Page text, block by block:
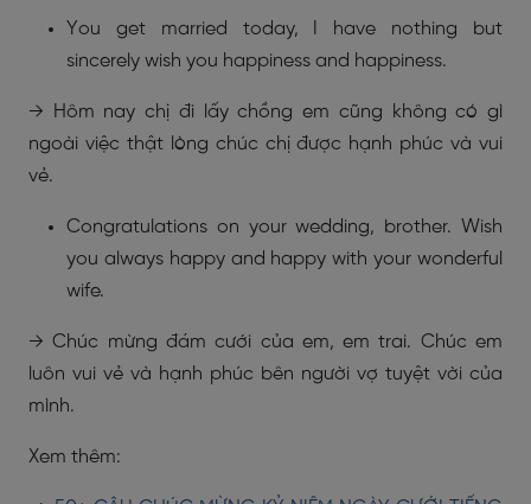
You get married today, I have nothing but
sincerely wish you happiness and happiness.
→ Hôm nay chị đi lấy chồng em cũng không có gì
ngoài việc thật lòng chúc chị được hạnh phúc và vui
vẻ.
Congratulations on your wedding, brother. Wish
you always happy and happy with your wonderful
wife.
→ Chúc mừng đám cưới của em, em trai. Chúc em
luôn vui vẻ và hạnh phúc bên người vợ tuyệt vời của
mình.
Xem thêm: